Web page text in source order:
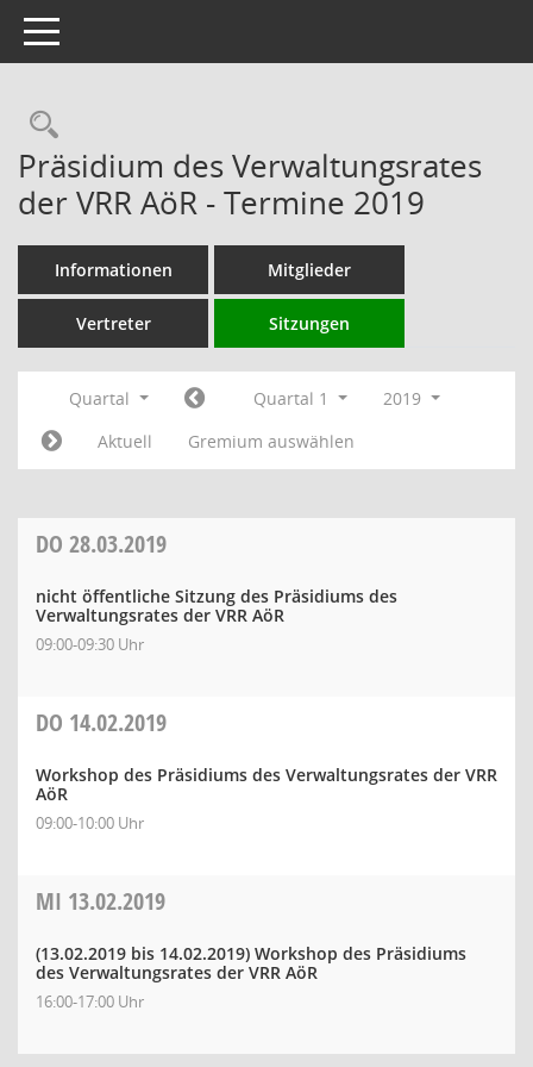
Toggle navigation
Rechercheauswahl
Präsidium des Verwaltungsrates
der VRR AöR - Termine 2019
Informationen Mitglieder
Vertreter Sitzungen
Quartal Quartal 1
2019
Aktuell
Gremium auswählen
DO 28.03.2019
nicht öffentliche Sitzung des Präsidiums des
Verwaltungsrates der VRR AöR
09:00-09:30 Uhr
DO 14.02.2019
Workshop des Präsidiums des Verwaltungsrates der VRR
AöR
09:00-10:00 Uhr
MI 13.02.2019
(13.02.2019 bis 14.02.2019) Workshop des Präsidiums
des Verwaltungsrates der VRR AöR
16:00-17:00 Uhr